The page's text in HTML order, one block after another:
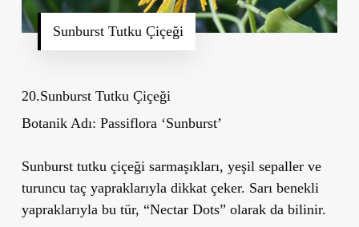
Sunburst Tutku Çiçeği
20.Sunburst Tutku Çiçeği
Botanik Adı: Passiflora ‘Sunburst’
Sunburst tutku çiçeği sarmaşıkları, yeşil sepaller ve
turuncu taç yapraklarıyla dikkat çeker. Sarı benekli
yapraklarıyla bu tür, “Nectar Dots” olarak da bilinir.